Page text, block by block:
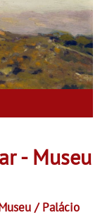
- Museu
/ Palácio